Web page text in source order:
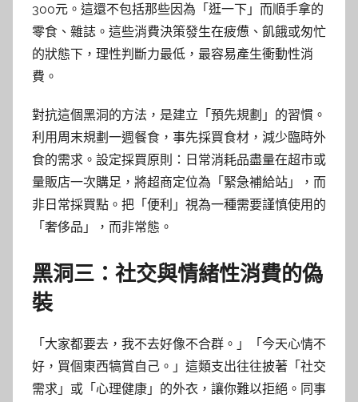
300元。這還不包括那些因為「逛一下」而順手拿的
零食、雜誌。這些消費決策發生在疲憊、飢餓或匆忙
的狀態下，理性判斷力最低，最容易產生衝動性消
費。
對抗這個黑洞的方法，是建立「預先規劃」的習慣。
利用周末規劃一週餐食，事先採買食材，減少臨時外
食的需求。設定採買原則：日常消耗品盡量在超市或
量販店一次購足，將超商定位為「緊急補給站」，而
非日常採買點。把「便利」視為一種需要謹慎使用的
「奢侈品」，而非常態。
黑洞三：社交與情緒性消費的偽
裝
「大家都要去，我不去好像不合群。」「今天心情不
好，買個東西犒賞自己。」這類支出往往披著「社交
需求」或「心理健康」的外衣，讓你難以拒絕。同事